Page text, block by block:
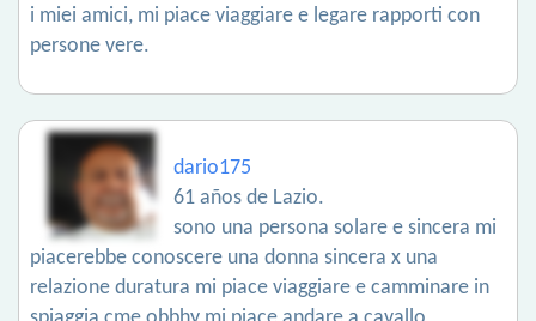
i miei amici, mi piace viaggiare e legare rapporti con
persone vere.
dario175
61 años de Lazio.
sono una persona solare e sincera mi
piacerebbe conoscere una donna sincera x una
relazione duratura mi piace viaggiare e camminare in